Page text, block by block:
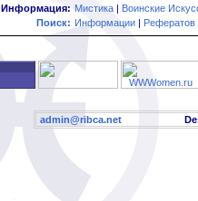
Информация: Мистика | Воинские
Поиск: Информации | Рефератов
admin@ribca.net